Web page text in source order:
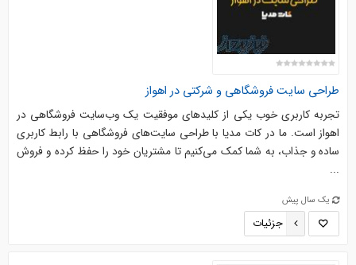
طراحی سایت فروشگاهی و شرکتی در اهواز
تجربه کاربری خوب یکی از کلیدهای موفقیت یک وب‌سایت فروشگاهی در
اهواز است. ما در کات مدیا با طراحی سایت‌های فروشگاهی با رابط کاربری
ساده و جذاب، به شما کمک می‌کنیم تا مشتریان خود را حفظ کرده و فروش
...
یک سال پیش
جزئیات